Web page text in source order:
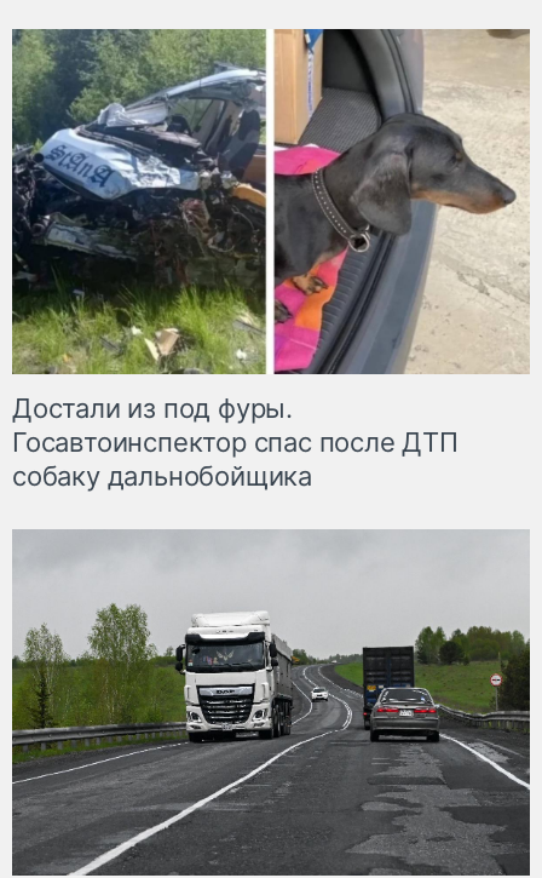
Достали из под фуры.
Госавтоинспектор спас после ДТП
собаку дальнобойщика